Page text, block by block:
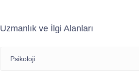
Uzmanlık ve İlgi Alanları
Psikoloji